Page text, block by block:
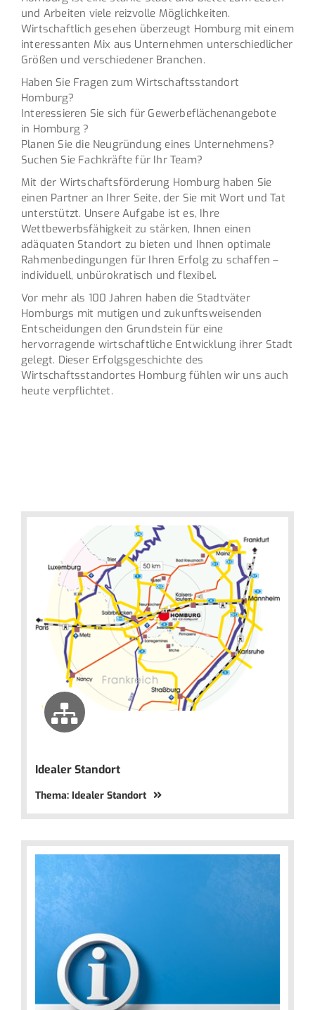
und Arbeiten viele reizvolle Möglichkeiten.
Wirtschaftlich gesehen überzeugt Homburg mit einem
interessanten Mix aus Unternehmen unterschiedlicher
Größen und verschiedener Branchen.
Haben Sie Fragen zum Wirtschaftsstandort
Homburg?
Interessieren Sie sich für Gewerbeflächenangebote
in Homburg ?
Planen Sie die Neugründung eines Unternehmens?
Suchen Sie Fachkräfte für Ihr Team?
Mit der Wirtschaftsförderung Homburg haben Sie
einen Partner an Ihrer Seite, der Sie mit Wort und Tat
unterstützt. Unsere Aufgabe ist es, Ihre
Wettbewerbsfähigkeit zu stärken, Ihnen einen
adäquaten Standort zu bieten und Ihnen optimale
Rahmenbedingungen für Ihren Erfolg zu schaffen –
individuell, unbürokratisch und flexibel.
Vor mehr als 100 Jahren haben die Stadtväter
Homburgs mit mutigen und zukunftsweisenden
Entscheidungen den Grundstein für eine
hervorragende wirtschaftliche Entwicklung ihrer Stadt
gelegt. Dieser Erfolgsgeschichte des
Wirtschaftsstandortes Homburg fühlen wir uns auch
heute verpflichtet.
Idealer Standort
Thema: Idealer Standort